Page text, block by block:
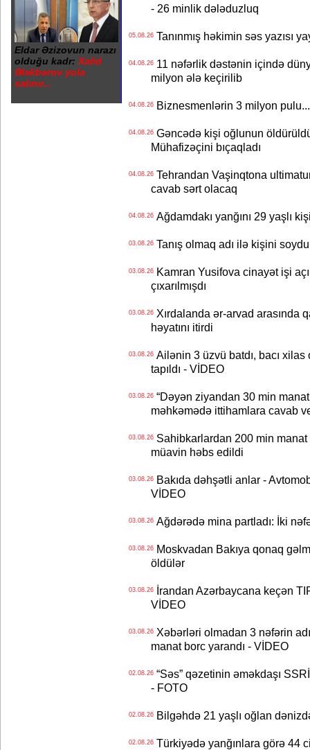
Eldar Əzizovun narazı
olduğu kadr: Xalid
Ələkbərov yola
salınır...
- 26 minlik dələduzluq
05.08.26Tanınmış həkimin səs yazısı
04.08.2611 nəfərlik dəstənin içində
milyon ələ keçirilib
04.08.26Biznesmenlərin 3 milyon
04.08.26Gəncədə kişi oğlunun
Mühafizəçini bıçaqladı
04.08.26Tehrandan Vaşinqtona
cavab sərt olacaq
04.08.26Ağdamdakı yanğını 29 yaşlı
03.08.26Tanış olmaq adı ilə kişini
03.08.26Kamran Yusifova cinayət işi
çıxarılmışdı
03.08.26Xırdalanda ər-arvad arasında
həyatını itirdi
03.08.26Ailənin 3 üzvü batdı, bacı xilas
tapıldı - VİDEO
03.08.26“Dəyən ziyandan 30 min
məhkəmədə ittihamlara cavab
03.08.26Sahibkarlardan 200 min manat
müavin həbs edildi
03.08.26Bakıda dəhşətli anlar -
VİDEO
03.08.26Ağdərədə mina partladı: İki
03.08.26Moskvadan Bakıya qonaq
öldülər
03.08.26İrandan Azərbaycana keçən
VİDEO
03.08.26Xəbərləri olmadan 3 nəfərin
manat borc yarandı - VİDEO
02.08.26“Səs” qəzetinin əməkdaşı
- FOTO
02.08.26Bilgəhdə 21 yaşlı oğlan
02.08.26Türkiyədə yanğınlara görə 44